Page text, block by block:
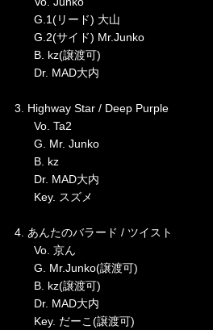
G.1(リード) 大山
G.2(サイド) Mr.Junko
B. kz(譲渡可)
Dr. MAD大内
3. Highway Star / Deep Purple
Vo. Ta2
G. Mr. Junko
B. kz
Dr. MAD大内
Key. スズメ
4. あんたのバラード / ツイスト
Vo. 京ん
G. Mr.Junko(譲渡可)
B. kz(譲渡可)
Dr. MAD大内
Key. だーこ(譲渡可)